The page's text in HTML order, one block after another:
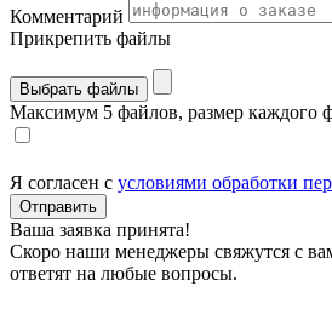
Комментарий
Прикрепить файлы
Выбрать файлы
Максимум 5 файлов, размер каждого
Я согласен с условиями обработки
Отправить
Ваша заявка принята!
Скоро наши менеджеры свяжутся с
ответят на любые вопросы.